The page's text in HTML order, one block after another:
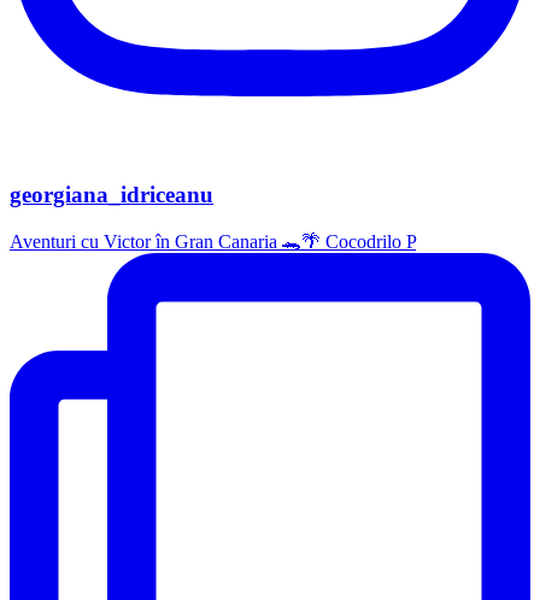
georgiana_idriceanu
Aventuri cu Victor în Gran Canaria 🐊🌴 Cocodrilo P